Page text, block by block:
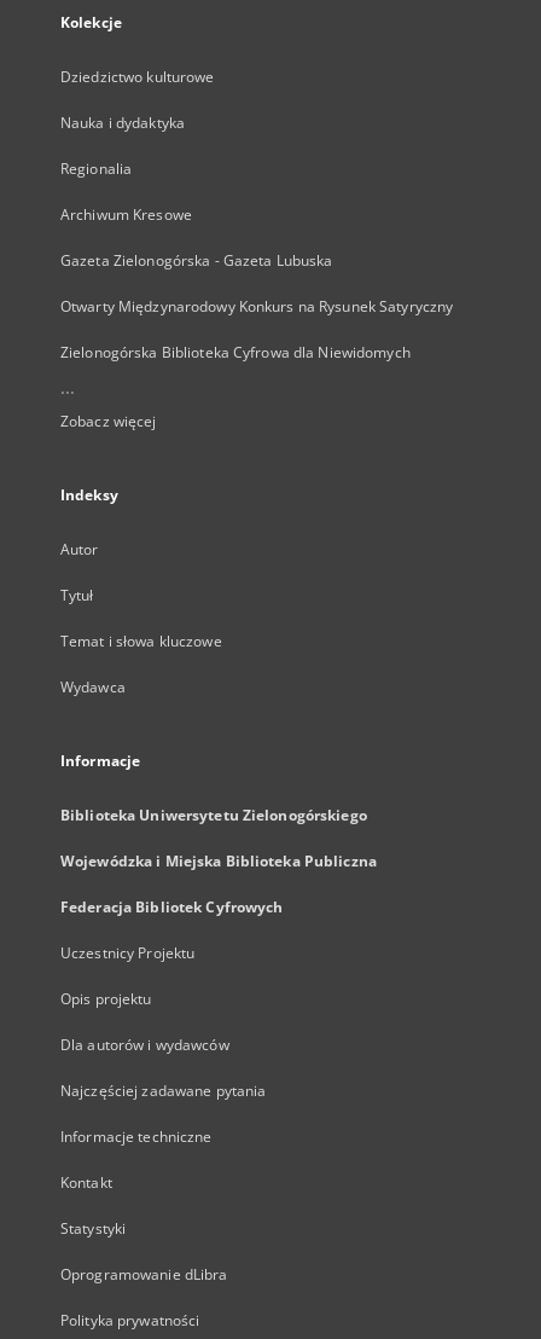
Kolekcje
Dziedzictwo kulturowe
Nauka i dydaktyka
Regionalia
Archiwum Kresowe
Gazeta Zielonogórska - Gazeta Lubuska
Otwarty Międzynarodowy Konkurs na Rysunek Satyryczny
Zielonogórska Biblioteka Cyfrowa dla Niewidomych
...
Zobacz więcej
Indeksy
Autor
Tytuł
Temat i słowa kluczowe
Wydawca
Informacje
Biblioteka Uniwersytetu Zielonogórskiego
Wojewódzka i Miejska Biblioteka Publiczna
Federacja Bibliotek Cyfrowych
Uczestnicy Projektu
Opis projektu
Dla autorów i wydawców
Najczęściej zadawane pytania
Informacje techniczne
Kontakt
Statystyki
Oprogramowanie dLibra
Polityka prywatności